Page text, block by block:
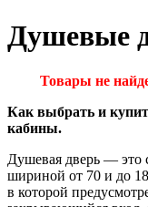
Душевые
Товары не
Как выбрать и
кабины.
Душевая дверь — это
шириной от 70 и до
в которой